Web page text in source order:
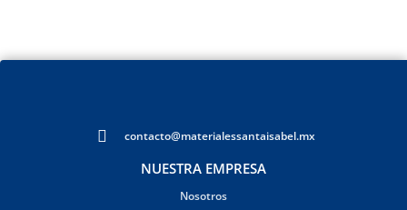
contacto@materialessantaisabel.mx
NUESTRA EMPRESA
Nosotros